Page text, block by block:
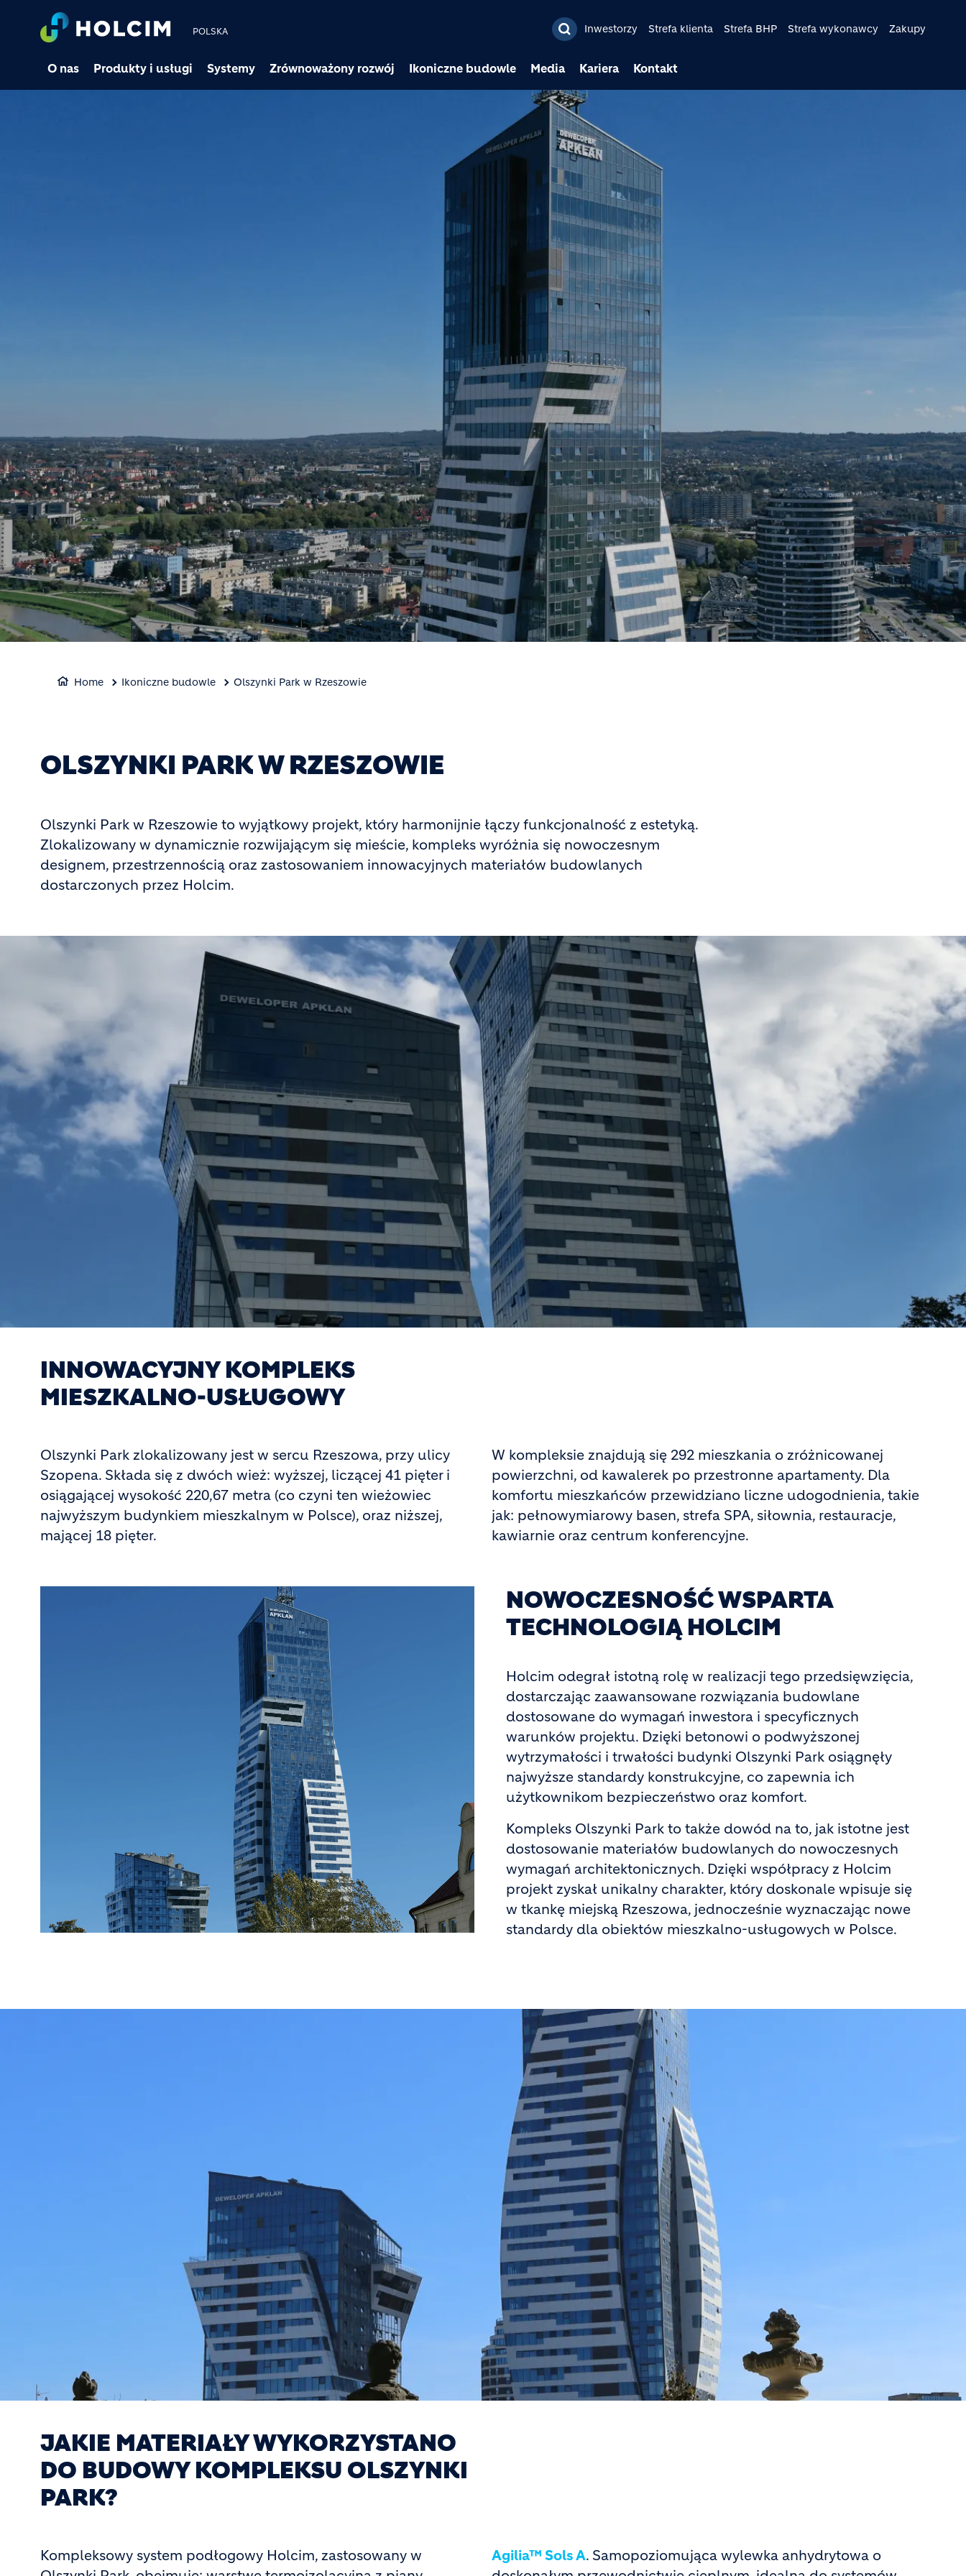
Przejdź do treści
POLSKA Inwestorzy Strefa klienta Strefa BHP Strefa wykonawcy Zakupy
O nas Produkty i usługi Systemy Zrównoważony rozwój Ikoniczne budowle Media Kariera Kontakt
Home Ikoniczne budowle Olszynki Park w Rzeszowie
OLSZYNKI PARK W RZESZOWIE
Olszynki Park w Rzeszowie to wyjątkowy projekt, który harmonijnie łączy funkcjonalność z estetyką.
Zlokalizowany w dynamicznie rozwijającym się mieście, kompleks wyróżnia się nowoczesnym
designem, przestrzennością oraz zastosowaniem innowacyjnych materiałów budowlanych
dostarczonych przez Holcim.
INNOWACYJNY KOMPLEKS
MIESZKALNO-USŁUGOWY
Olszynki Park zlokalizowany jest w sercu Rzeszowa, przy ulicy
Szopena. Składa się z dwóch wież: wyższej, liczącej 41 pięter i
osiągającej wysokość 220,67 metra (co czyni ten wieżowiec
najwyższym budynkiem mieszkalnym w Polsce), oraz niższej,
mającej 18 pięter.
W kompleksie znajdują się 292 mieszkania o zróżnicowanej
powierzchni, od kawalerek po przestronne apartamenty. Dla
komfortu mieszkańców przewidziano liczne udogodnienia, takie
jak: pełnowymiarowy basen, strefa SPA, siłownia, restauracje,
kawiarnie oraz centrum konferencyjne.
NOWOCZESNOŚĆ WSPARTA
TECHNOLOGIĄ HOLCIM
Holcim odegrał istotną rolę w realizacji tego przedsięwzięcia,
dostarczając zaawansowane rozwiązania budowlane
dostosowane do wymagań inwestora i specyficznych
warunków projektu. Dzięki betonowi o podwyższonej
wytrzymałości i trwałości budynki Olszynki Park osiągnęły
najwyższe standardy konstrukcyjne, co zapewnia ich
użytkownikom bezpieczeństwo oraz komfort.
Kompleks Olszynki Park to także dowód na to, jak istotne jest
dostosowanie materiałów budowlanych do nowoczesnych
wymagań architektonicznych. Dzięki współpracy z Holcim
projekt zyskał unikalny charakter, który doskonale wpisuje się
w tkankę miejską Rzeszowa, jednocześnie wyznaczając nowe
standardy dla obiektów mieszkalno-usługowych w Polsce.
JAKIE MATERIAŁY WYKORZYSTANO
DO BUDOWY KOMPLEKSU OLSZYNKI
PARK?
Kompleksowy system podłogowy Holcim, zastosowany w
Agilia™ Sols A. Samopoziomująca wylewka anhydrytowa o